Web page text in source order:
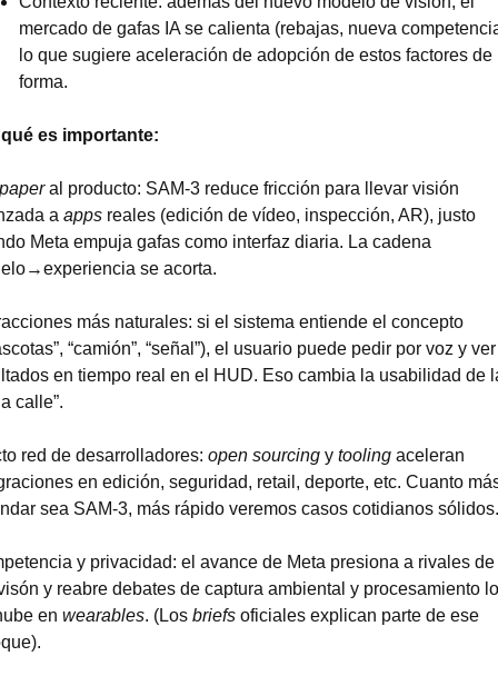
mercado de gafas IA se calienta (rebajas, nueva
lo que sugiere aceleración de adopción de estos factores de
forma.
es importante:
al producto: SAM-3 reduce fricción para llevar visión
a apps reales (edición de vídeo, inspección, AR), justo
Meta empuja gafas como interfaz diaria. La cadena
se acorta.
más naturales: si el sistema entiende el concepto
“camión”, “señal”), el usuario puede pedir por voz y ver
en tiempo real en el HUD. Eso cambia la usabilidad de
calle”.
red de desarrolladores: open sourcing y tooling aceleran
en edición, seguridad, retail, deporte, etc. Cuanto
sea SAM-3, más rápido veremos casos cotidianos sólidos.
y privacidad: el avance de Meta presiona a rivales de
y reabre debates de captura ambiental y procesamiento
en wearables. (Los briefs oficiales explican parte de ese